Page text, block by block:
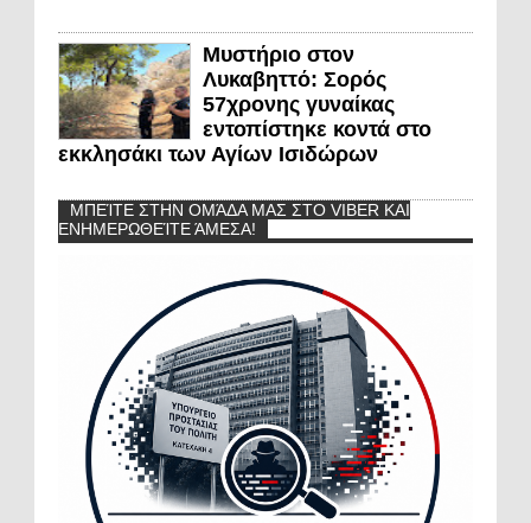
Μυστήριο στον
Λυκαβηττό: Σορός
57χρονης γυναίκας
εντοπίστηκε κοντά στο
εκκλησάκι των Αγίων Ισιδώρων
ΜΠΕΊΤΕ ΣΤΗΝ ΟΜΆΔΑ ΜΑΣ ΣΤΟ VIBER ΚΑΙ
ΕΝΗΜΕΡΩΘΕΊΤΕ ΆΜΕΣΑ!